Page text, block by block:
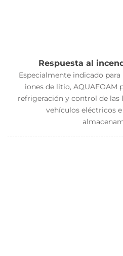
Respuesta al
Especialmente indicado
iones de litio, AQUAFOAM
refrigeración y control de las
vehículos eléctricos